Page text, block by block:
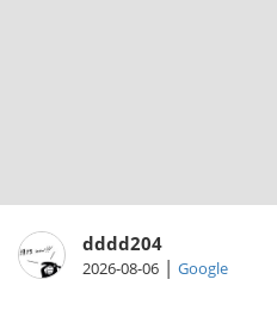
dddd204
2026-08-06 | Google